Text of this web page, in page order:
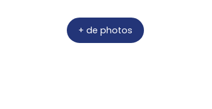
+ de photos